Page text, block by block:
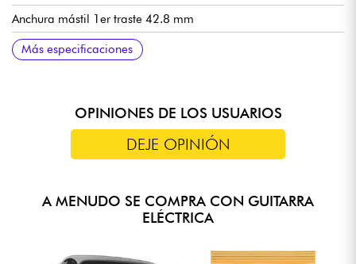
Anchura mástil 1er traste 42.8 mm
Anchura mástil último traste 56,4 mm
Espesor del mástil 1er traste 20 mm
Espesor del mástil 12º traste 22,3 mm
Pastillas DiMarzio Satchur8 (puente, doble bobinado, pasiva,
Alnico) + SUSTAINIAC Driver (mástil)
Controles: ver esquema
Vibrato de doble bloque Ibanez Edge
Clavijas de afinación selladas en baño de aceite Ibanez
Se vende con estuche rígido Ibanez
Más especificaciones
OPINIONES DE LOS USUARIOS
DEJE OPINIÓN
A MENUDO SE COMPRA CON GUITARRA
ELÉCTRICA